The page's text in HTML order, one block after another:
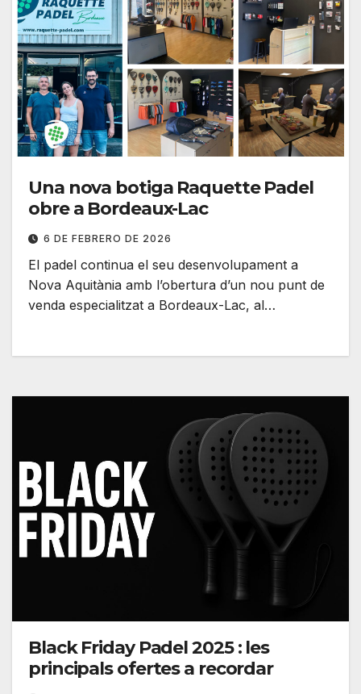
Una nova botiga Raquette Padel
obre a Bordeaux-Lac
6 DE FEBRERO DE 2026
El padel continua el seu desenvolupament a
Nova Aquitània amb l’obertura d’un nou punt de
venda especialitzat a Bordeaux-Lac, al…
Black Friday Padel 2025 : les
principals ofertes a recordar